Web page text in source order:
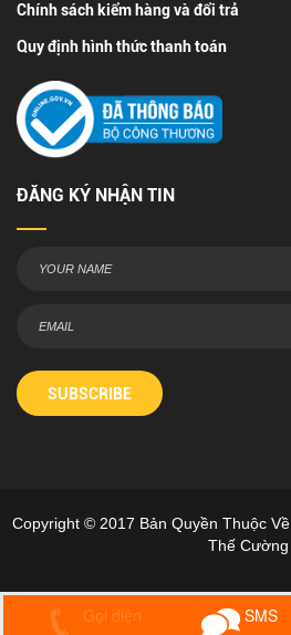
Chính sách kiểm hàng và đổi trả
Quy định hình thức thanh toán
ĐĂNG KÝ NHẬN TIN
SUBSCRIBE
Copyright © 2017 Bản Quyền Thuộc Về
Thế Cường
Gọi điện SMS